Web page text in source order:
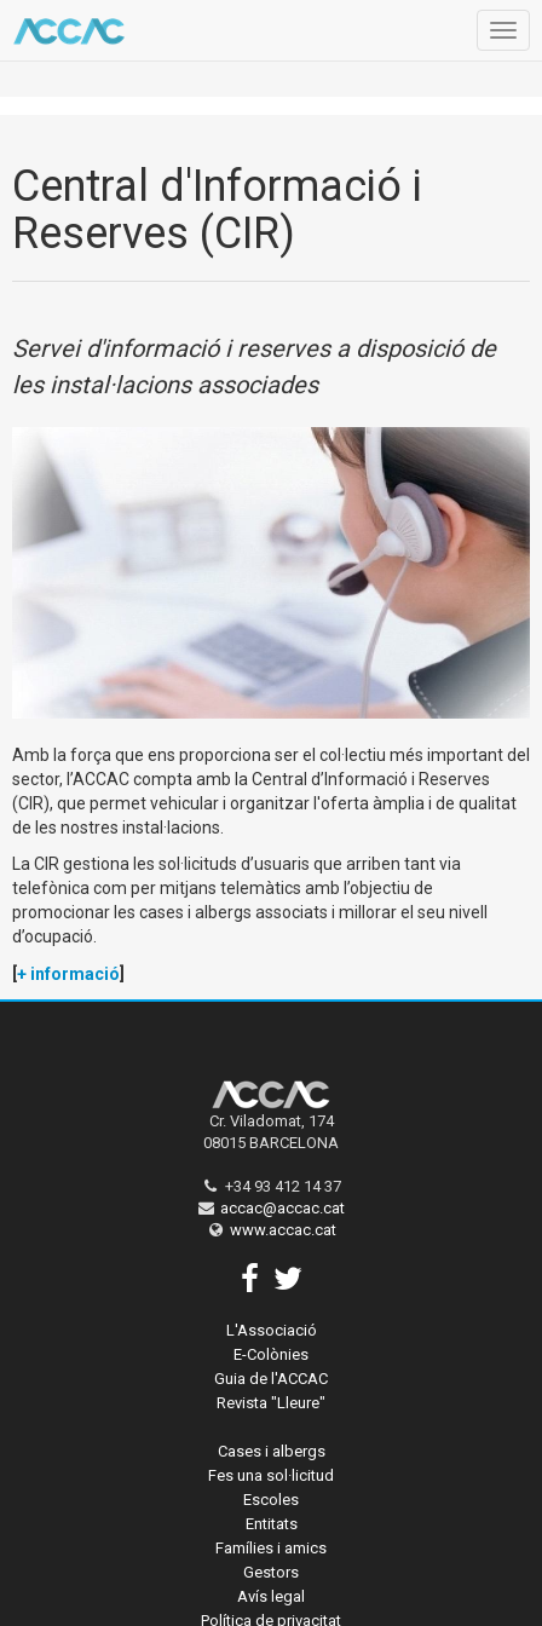
Central d'Informació i
Reserves (CIR)
Servei d'informació i reserves a disposició de
les instal·lacions associades
Amb la força que ens proporciona ser el col·lectiu més important del
sector, l’ACCAC compta amb la Central d’Informació i Reserves
(CIR), que permet vehicular i organitzar l'oferta àmplia i de qualitat
de les nostres instal·lacions.
La CIR gestiona les sol·licituds d’usuaris que arriben tant via
telefònica com per mitjans telemàtics amb l’objectiu de
promocionar les cases i albergs associats i millorar el seu nivell
d’ocupació.
+ informació
Cr. Viladomat, 174
08015 BARCELONA
+34 93 412 14 37
accac@accac.cat
www.accac.cat
L'Associació
E-Colònies
Guia de l'ACCAC
Revista "Lleure"
Cases i albergs
Fes una sol·licitud
Escoles
Entitats
Famílies i amics
Gestors
Avís legal
Política de privacitat